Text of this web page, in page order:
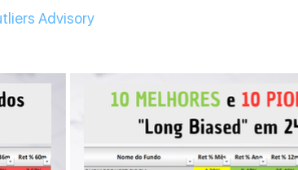
Advisory